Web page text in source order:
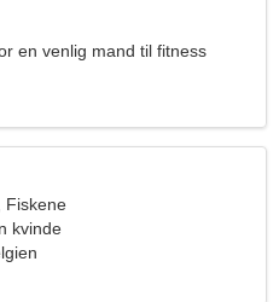
en venlig mand til fitness
Fiskene
kvinde